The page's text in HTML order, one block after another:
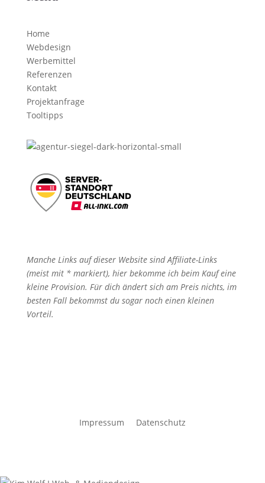
Home
Webdesign
Werbemittel
Referenzen
Kontakt
Projektanfrage
Tooltipps
Manche Links auf dieser Website sind Affiliate-Links
(meist mit * markiert), hier bekomme ich beim Kauf eine
kleine Provision. Für dich ändert sich am Preis nichts, im
besten Fall bekommst du sogar noch einen kleinen
Vorteil.
Impressum Datenschutz